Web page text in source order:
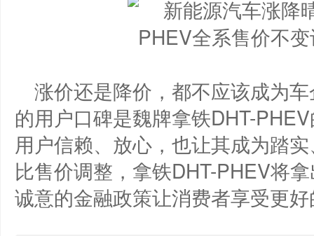
涨价还是降价，都不应该成为
的用户口碑是魏牌拿铁DHT-
用户信赖、放心，也让其成为踏
比售价调整，拿铁DHT-PHEV将
诚意的金融政策让消费者享受更